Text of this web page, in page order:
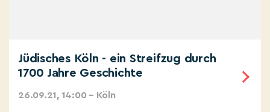
Jüdisches Köln - ein Streifzug durch
1700 Jahre Geschichte
26.09.21, 14:00 – Köln